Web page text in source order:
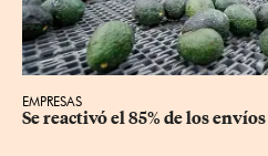
EMPRESAS
Se reactivó el 85% de los